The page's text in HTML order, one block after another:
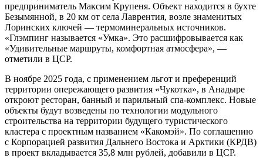
предприниматель Максим Крупеня. Объект находится в бухте
Безымянной, в 20 км от села Лаврентия, возле знаменитых
Лоринских ключей — термоминеральных источников.
«Глэмпинг называется «Умка». Это расшифровывается как
«Удивительные маршруты, комфортная атмосфера», —
отметили в ЦСР.
В ноябре 2025 года, с применением льгот и преференций
территории опережающего развития «Чукотка», в Анадыре
откроют ресторан, банный и парильный спа-комплекс. Новые
объекты будут возведены по технологии модульного
строительства на территории будущего туристического
кластера с проектным названием «Какомэй». По соглашению
с Корпорацией развития Дальнего Востока и Арктики (КРДВ)
в проект вкладывается 35,8 млн рублей, добавили в ЦСР.